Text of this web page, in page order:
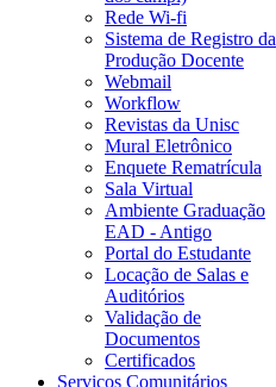
Rede Wi-fi
Sistema de Registro da
Produção Docente
Webmail
Workflow
Revistas da Unisc
Mural Eletrônico
Enquete Rematrícula
Sala Virtual
Ambiente Graduação
EAD - Antigo
Portal do Estudante
Locação de Salas e
Auditórios
Validação de
Documentos
Certificados
Serviços Comunitários